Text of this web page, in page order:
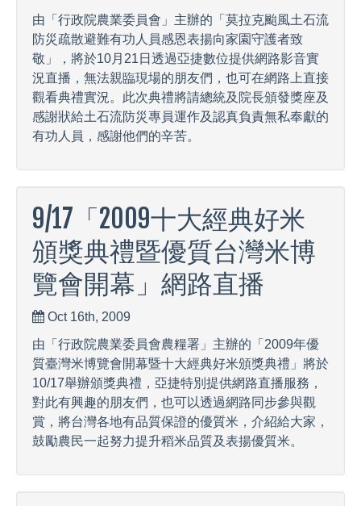
由「行政院農業委員會」主辦的「莫拉克颱風土石流
防災疏散避難有功人員感恩表揚向家園守護者致
敬」，將於10月21日透過亞捷數位提供網路影音實
況直播，無法親臨現場的朋友們，也可在網路上直接
觀看典禮實況。此次典禮將請總統及院長頒發獎座及
感謝狀給土石流防災專員運作及認真負責無私奉獻的
有功人員，感謝他們的辛苦。
9/17「2009十大經典好米
頒獎典禮暨優質台灣米博
覽會開幕」網路直播
Oct 16th, 2009
由「行政院農業委員會農糧署」主辦的「2009年優
質臺灣米博覽會開幕暨十大經典好米頒獎典禮」將於
10/17舉辦頒獎典禮，亞捷特別提供網路直播服務，
對此有興趣的朋友們，也可以透過網路同步參與觀
賞，將台灣各地有品質保證的優質米，介紹給大家，
鼓勵農民一起努力提升稻米品質及表揚優質米。